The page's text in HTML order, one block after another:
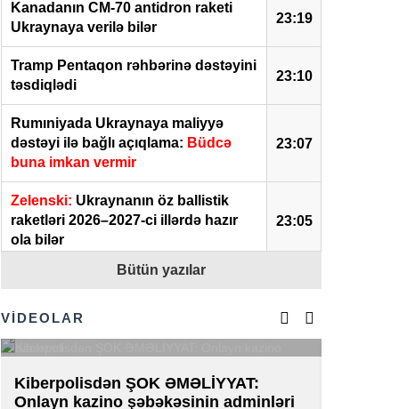
23:19
Kanadanın CM-70 antidron raketi
Ukraynaya verilə bilər
23:10
Tramp Pentaqon rəhbərinə dəstəyini
təsdiqlədi
23:07
Rumıniyada Ukraynaya maliyyə
dəstəyi ilə bağlı açıqlama: Büdcə
buna imkan vermir
23:05
Zelenski: Ukraynanın öz ballistik
raketləri 2026–2027-ci illərdə hazır
ola bilər
Ukraynada elektrik enerjisinin
qaydaları təsdiqlədi
Yaponiyada internet mağazasında 2
min sifarişi ləğv edən qadın həbs
olundu
Bütün yazılar
VİDEOLAR
Kiberpolisdən ŞOK ƏMƏLİYYAT:
Onlayn kazino şəbəkəsinin adminləri